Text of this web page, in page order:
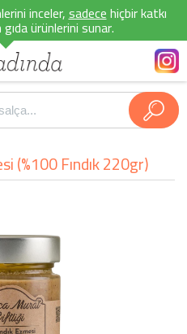
inceler,sadecehiçbir katkı
ürünlerini sunar.
(%100 Fındık 220gr)